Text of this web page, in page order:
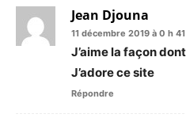
Jean Djouna
11 décembre 2019 à 0 h
J’aime la façon
J’adore ce site
Répondre